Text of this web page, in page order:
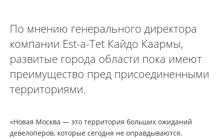
По мнению генерального директора
компании Est-a-Tet Кайдо Каармы,
развитые города области пока имеют
преимущество пред присоединенными
территориями.
«Новая Москва — это территория больших ожиданий
девелоперов, которые сегодня не оправдываются.